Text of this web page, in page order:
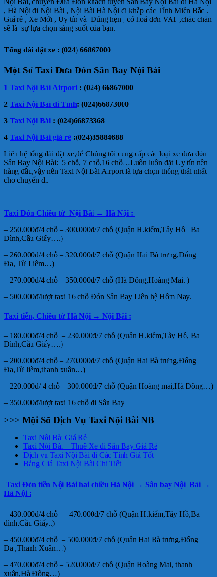
, Hà Nội đi Nội Bài , Nội Bài Hà Nội đi khắp các Tỉnh Miền Bắc .
Giá rẻ , Xe Mới , Uy tín và Đúng hẹn , có hoá đơn VAT ,chắc chắn
sẽ là sự lựa chọn sáng suốt của bạn.
Tổng đài đặt xe : (024) 66867000
Một Số Taxi Đưa Đón Sân Bay Nội Bài
1 Taxi Nội Bài Airport : (024) 66867000
2 Taxi Nội Bài đi Tỉnh: (024)66873000
3 Taxi Nội Bài : (024)66873368
4 Taxi Nội Bài giá rẻ :(024)85884688
Liên hệ tổng đài đặt xe,để Chúng tôi cung cấp các loại xe đưa đón
Sân Bay Nội Bài: 5 chỗ, 7 chỗ,16 chỗ…Luôn luôn đặt Uy tín nên
hàng đầu,vậy nên Taxi Nội Bài Airport là lựa chọn thông thái nhất
cho chuyến đi.
Taxi Đón Chiều từ Nội Bài → Hà Nội :
– 250.000đ/4 chỗ – 300.000đ/7 chỗ (Quận H.kiếm,Tây Hồ, Ba
Đình,Cầu Giấy….)
– 260.000đ/4 chỗ – 320.000đ/7 chỗ (Quận Hai Bà trưng,Đống
Đa, Từ Liêm…)
– 270.000đ/4 chỗ – 350.000đ/7 chỗ (Hà Đông,Hoàng Mai..)
– 500.000đ/lượt taxi 16 chỗ Đón Sân Bay Liên hệ Hôm Nay.
Taxi tiễn, Chiều từ Hà Nội → Nội Bài :
– 180.000đ/4 chỗ – 230.000đ/7 chỗ (Quận H.kiếm,Tây Hồ, Ba
Đình,Cầu Giấy….)
– 200.000đ/4 chỗ – 270.000đ/7 chỗ (Quận Hai Bà trưng,Đống
Đa,Từ liêm,thanh xuân…)
– 220.000đ/ 4 chỗ – 300.000đ/7 chỗ (Quận Hoàng mai,Hà Đông…)
– 350.000đ/lượt taxi 16 chỗ đi Sân Bay
>>> Mội Số Dịch Vụ Taxi Nội Bài NB
Taxi Nội Bài Giá Rẻ
Taxi Nội Bài – Thuê Xe đi Sân Bay Giá Rẻ
Dịch vụ Taxi Nội Bài đi Các Tỉnh Giá Tốt
Bảng Giá Taxi Nội Bài Chi Tiết
Taxi Đón tiễn Nội Bài hai chiều Hà Nội → Sân bay Nội Bài →
Hà Nội :
– 430.000đ/4 chỗ – 470.000đ/7 chỗ (Quận H.kiếm,Tây Hồ,Ba
đình,Cầu Giấy..)
– 450.000đ/4 chỗ – 500.000đ/7 chỗ (Quận Hai Bà trưng,Đống
Đa ,Thanh Xuân…)
– 470.000đ/4 chỗ – 520.000đ/7 chỗ (Quận Hoàng Mai, thanh
xuân,Hà Đông…)